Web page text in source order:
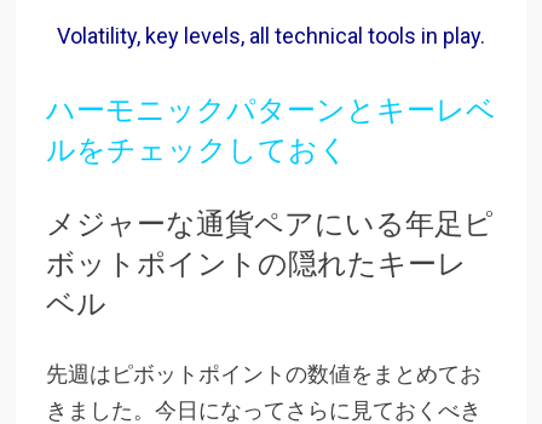
Volatility, key levels, all technical tools in play.
ハーモニックパターンとキーレベ
ルをチェックしておく
メジャーな通貨ペアにいる年足ピ
ボットポイントの隠れたキーレ
ベル
先週はピボットポイントの数値をまとめてお
きました。今日になってさらに見ておくべき